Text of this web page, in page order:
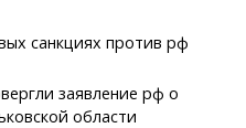
санкциях против рф
заявление рф о
области